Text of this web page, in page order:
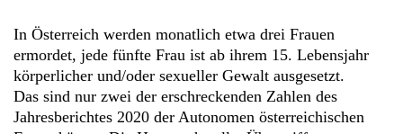
In Österreich werden monatlich etwa drei Frauen
ermordet, jede fünfte Frau ist ab ihrem 15. Lebensjahr
körperlicher und/oder sexueller Gewalt ausgesetzt.
Das sind nur zwei der erschreckenden Zahlen des
Jahresberichtes 2020 der Autonomen österreichischen